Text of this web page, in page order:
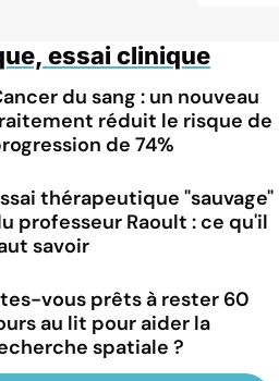
essai clinique
du sang : un nouveau
réduit le risque de
de 74%
thérapeutique "sauvage"
professeur Raoult : ce qu'il
savoir
vous prêts à rester 60
au lit pour aider la
spatiale ?